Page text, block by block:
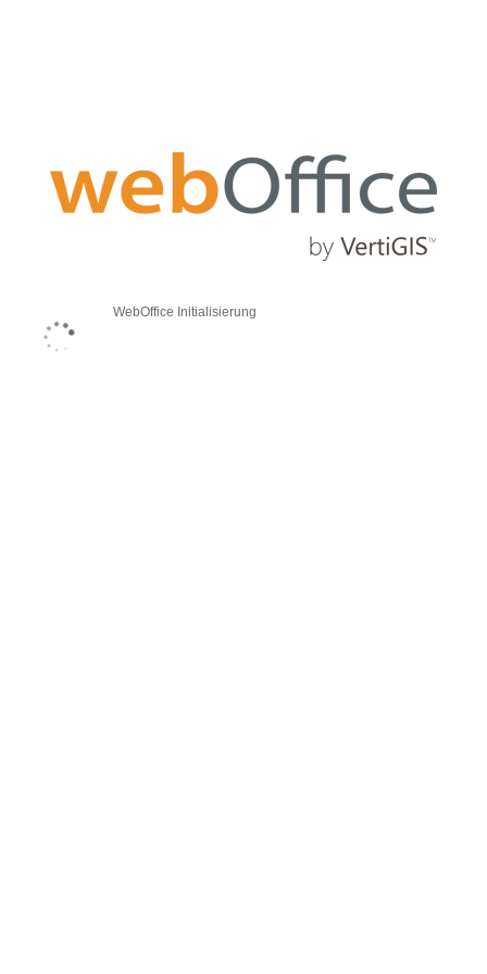
WebOffice Initialisierung